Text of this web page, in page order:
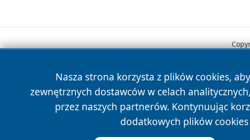
Nasza strona korzysta z plików cookies,
zewnętrznych dostawców w celach
przez naszych partnerów. Kontynuując
dodatkowych plików
News